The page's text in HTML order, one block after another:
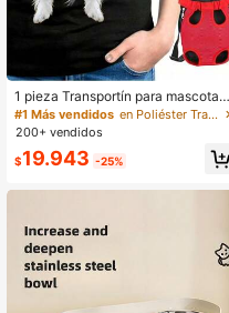
1 pieza Transportín para mascotas
para viaje diario, tamaño pequeño,
adecuado para perros y gatos pequ
#1 Más vendidos
en Poliéster Transportines rígidos para mascotas
200+ vendidos
$19.943 -25%